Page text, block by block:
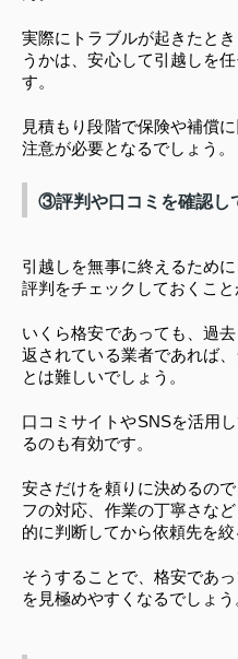
実際にトラブルが起きたと
うかは、安心して引越しを
す。
見積もり段階で保険や補償
注意が必要となるでしょう。
③評判や口コミを確認し
引越しを無事に終えるため
評判をチェックしておくこと
いくら格安であっても、過
返されている業者であれば
とは難しいでしょう。
口コミサイトやSNSを活用
るのも有効です。
安さだけを頼りに決めるの
フの対応、作業の丁寧さな
的に判断してから依頼先を絞
そうすることで、格安であ
を見極めやすくなるでしょう